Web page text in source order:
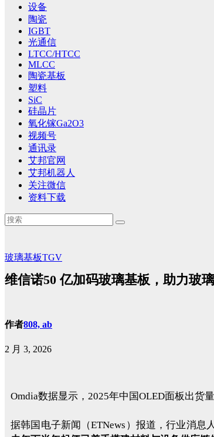
设备
陶瓷
IGBT
光通信
LTCC/HTCC
MLCC
陶瓷基板
塑料
SiC
硅晶片
氧化镓Ga2O3
视频号
通讯录
艾邦官网
艾邦机器人
关注微信
资料下载
玻璃基板TGV
维信诺50 亿加码玻璃基板，助力玻
作者808, ab
2 月 3, 2026
Omdia数据显示，2025年中国OLED面板出货
据韩国电子新闻（ETNews）报道，行业消息